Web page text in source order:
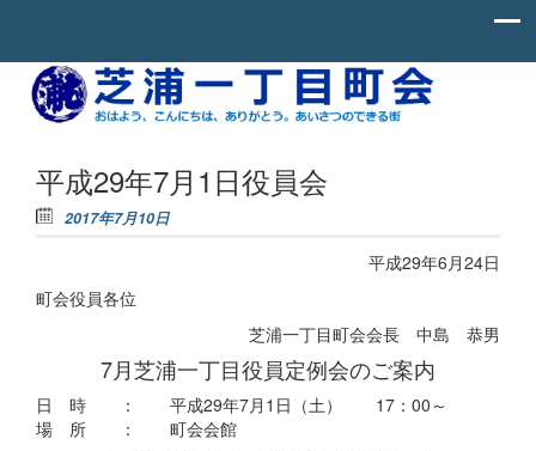
Skip to content
芝
一
丁
会
お
は
よ
こ
ん
に
ち
が
さ
つ
の
平成29年7月1日役員会
2017年7月10日
平成29年6月24日
町会役員各位
芝浦一丁目町会会長 中島 恭男
7月芝浦一丁目役員定例会のご案内
日 時 ： 平成29年7月1日（土） 17：00～
場 所 ： 町会会館